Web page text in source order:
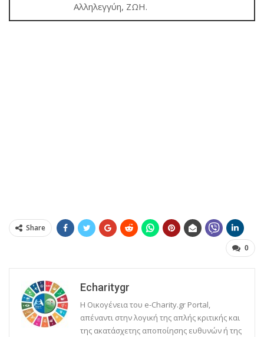
Αλληλεγγύη, ΖΩΗ.
Share
0
Echaritygr
Η Οικογένεια του e-Charity.gr Portal,
απέναντι στην λογική της απλής κριτικής και
της ακατάσχετης αποποίησης ευθυνών ή της